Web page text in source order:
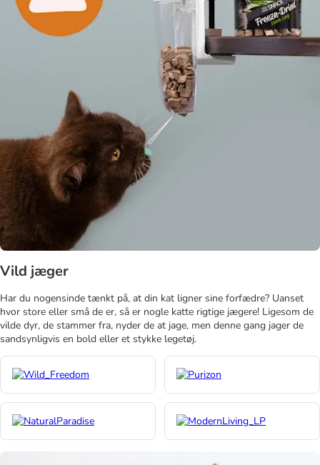
Vild jæger
Har du nogensinde tænkt på, at din kat ligner sine forfædre? Uanset
hvor store eller små de er, så er nogle katte rigtige jægere! Ligesom de
vilde dyr, de stammer fra, nyder de at jage, men denne gang jager de
sandsynligvis en bold eller et stykke legetøj.